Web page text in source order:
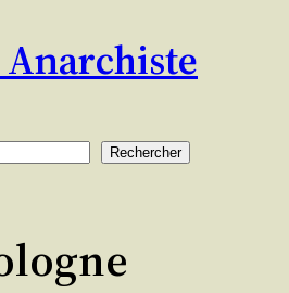
Anarchiste
Rechercher